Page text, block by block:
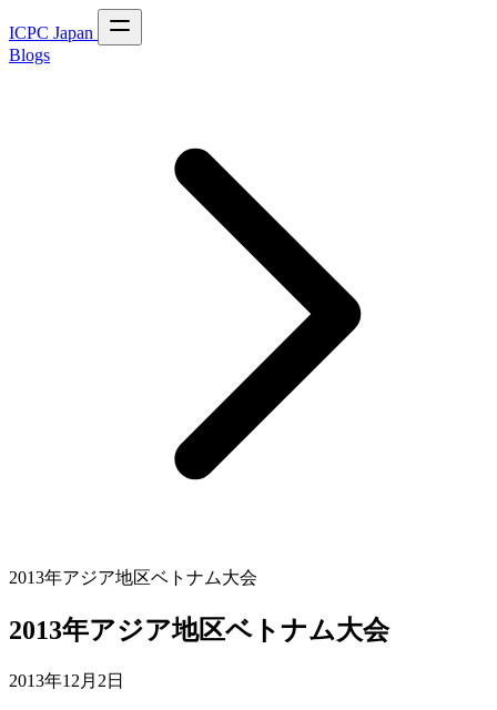
ICPC Japan
Blogs
2013年アジア地区ベトナム大会
2013年アジア地区ベトナム大会
2013年12月2日